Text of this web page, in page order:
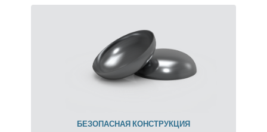
БЕЗОПАСНАЯ КОНСТРУКЦИЯ